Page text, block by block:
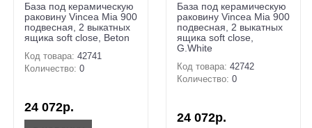
База под керамическую
раковину Vincea Mia 900
подвесная, 2 выкатных
ящика soft close, Beton
Код товара: 42741
Количество: 0
24 072р.
База под керамическую
раковину Vincea Mia 900
подвесная, 2 выкатных
ящика soft close,
G.White
Код товара: 42742
Количество: 0
24 072р.